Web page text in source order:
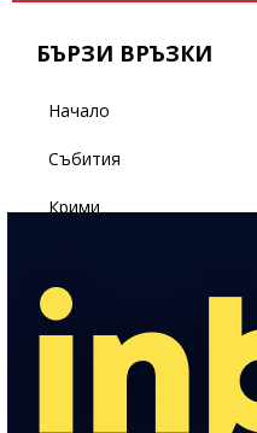
БЪРЗИ ВРЪЗКИ
Начало
Събития
Крими
Политика